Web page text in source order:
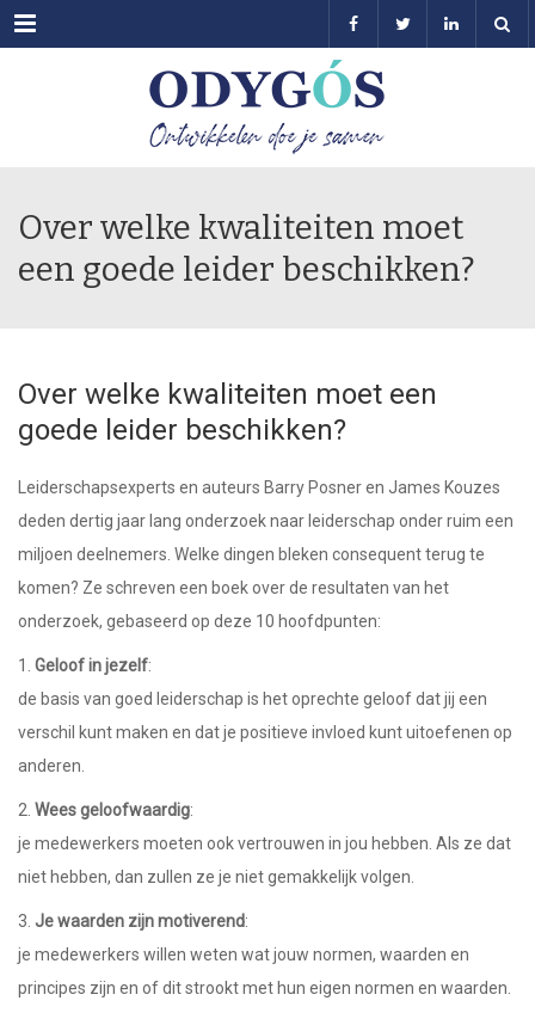
Menu
Over welke kwaliteiten moet
een goede leider beschikken?
Over welke kwaliteiten moet een
goede leider beschikken?
Leiderschapsexperts en auteurs Barry Posner en James Kouzes
deden dertig jaar lang onderzoek naar leiderschap onder ruim een
miljoen deelnemers. Welke dingen bleken consequent terug te
komen? Ze schreven een boek over de resultaten van het
onderzoek, gebaseerd op deze 10 hoofdpunten:
1. Geloof in jezelf:
de basis van goed leiderschap is het oprechte geloof dat jij een
verschil kunt maken en dat je positieve invloed kunt uitoefenen op
anderen.
2. Wees geloofwaardig:
je medewerkers moeten ook vertrouwen in jou hebben. Als ze dat
niet hebben, dan zullen ze je niet gemakkelijk volgen.
3. Je waarden zijn motiverend:
je medewerkers willen weten wat jouw normen, waarden en
principes zijn en of dit strookt met hun eigen normen en waarden.